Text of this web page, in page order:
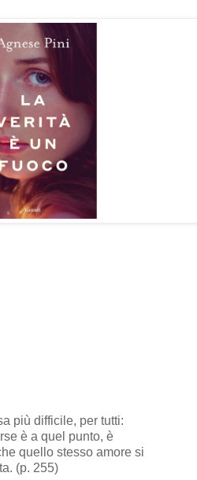
più difficile, per tutti:
è a quel punto, è
quello stesso amore si
(p. 255)